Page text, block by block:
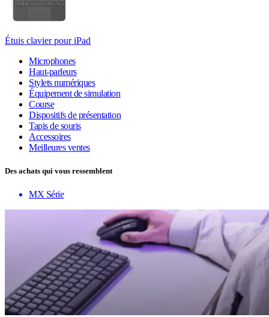
Étuis clavier pour iPad
Microphones
Haut-parleurs
Stylets numériques
Équipement de simulation
Course
Dispositifs de présentation
Tapis de souris
Accessoires
Meilleures ventes
Des achats qui vous ressemblent
MX Série